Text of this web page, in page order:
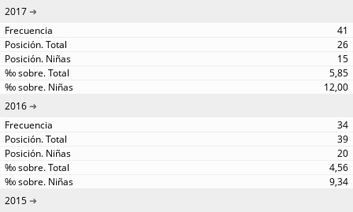
2017
41
26
15
5,85
12,00
2016
34
39
20
4,56
9,34
2015